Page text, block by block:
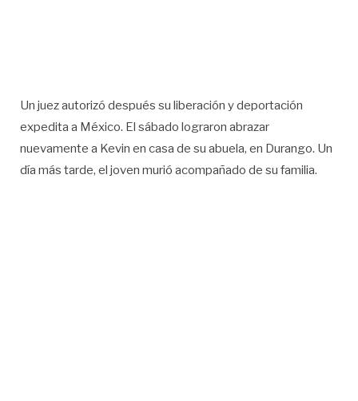
Un juez autorizó después su liberación y deportación
expedita a México. El sábado lograron abrazar
nuevamente a Kevin en casa de su abuela, en Durango. Un
día más tarde, el joven murió acompañado de su familia.